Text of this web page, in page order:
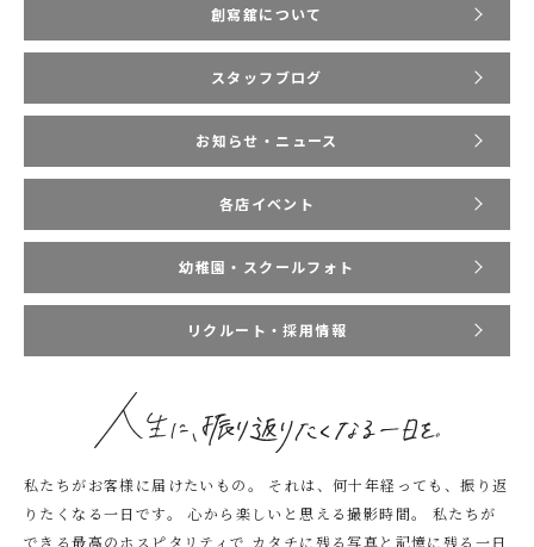
創寫舘について
スタッフブログ
お知らせ・ニュース
各店イベント
幼稚園・スクールフォト
リクルート・採用情報
私たちがお客様に届けたいもの。
それは、何十年経っても、振り返
りたくなる一日です。
心から楽しいと思える撮影時間。
私たちが
できる最高のホスピタリティで カタチに残る写真と記憶に残る一日